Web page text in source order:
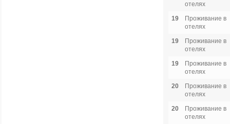
отелях
19
Проживание в
отелях
19
Проживание в
отелях
19
Проживание в
отелях
20
Проживание в
отелях
20
Проживание в
отелях